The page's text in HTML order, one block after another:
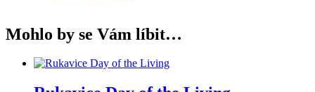
Mohlo by se Vám líbit…